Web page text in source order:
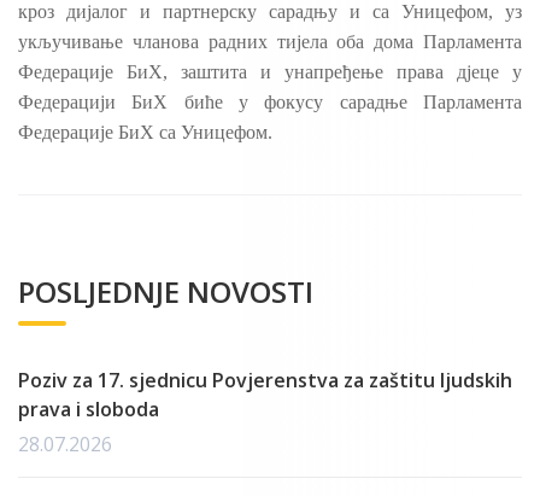
кроз дијалог и партнерску сарадњу и са Уницефом, уз
укључивање чланова радних тијела оба дома Парламента
Федерације БиХ, заштита и унапређење права дјеце у
Федерацији БиХ биће у фокусу сарадње Парламента
Федерације БиХ сa Уницефом.
POSLJEDNJE NOVOSTI
Poziv za 17. sjednicu Povjerenstva za zaštitu ljudskih
prava i sloboda
28.07.2026